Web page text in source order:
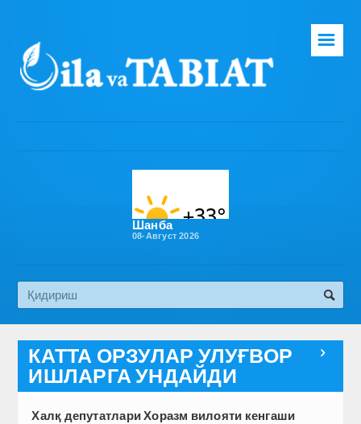
Бош саҳифа
Эко медиа
☰
Шанба
08-Август 2026

КАТТА ОРЗУЛАР УЛУҒВОР
ИШЛАРГА УНДАЙДИ
Халқ депутатлари Хоразм вилояти кенгаши